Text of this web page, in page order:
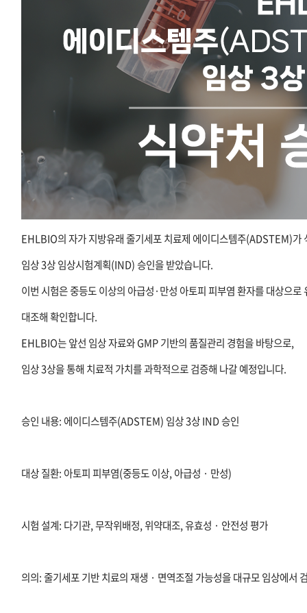
EHLBIO의 자가 지방유래 줄기세포 치료제 에이디스템주(ADSTEM)가
임상 3상 임상시험계획(IND) 승인을 받았습니다.
이번 시험은 중등도 이상의 아급성·만성 아토피 피부염 환자를 대상으로
대조해 확인합니다.
EHLBIO는 앞선 임상 자료와 GMP 기반의 품질관리 경험을 바탕으로,
임상 3상을 통해 치료적 가치를 과학적으로 검증해 나갈 예정입니다.
승인 내용: 에이디스템주(ADSTEM) 임상 3상 IND 승인
대상 질환: 아토피 피부염(중등도 이상, 아급성 · 만성)
시험 설계: 다기관, 무작위배정, 위약대조, 유효성 · 안전성 평가
의의: 줄기세포 기반 치료의 재생 · 면역조절 가능성을 대규모 임상에서